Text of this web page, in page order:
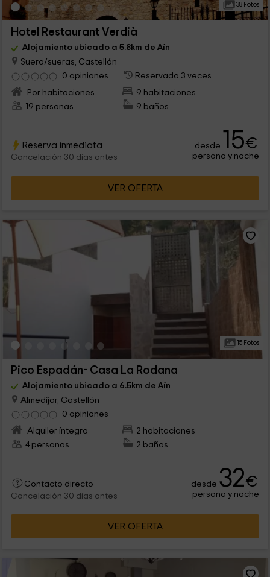
38 Fotos
Hotel Restaurant Verdià
Alojamiento ubicado a 5.8km de Aín
Suera/sueras, Castellón
0 opiniones
Reservado 3 veces
Por habitaciones
9 habitaciones
19 personas
9 baños
Reserva inmediata
Cancelación 30 días antes
desde 15€
persona y noche
VER OFERTA
15 Fotos
Pico Espadán- Casa La Rodana
Alojamiento ubicado a 6.5km de Aín
Almedíjar, Castellón
0 opiniones
Alquiler íntegro
2 habitaciones
4 personas
2 baños
Contacto directo
Cancelación 30 días antes
desde 32€
persona y noche
VER OFERTA